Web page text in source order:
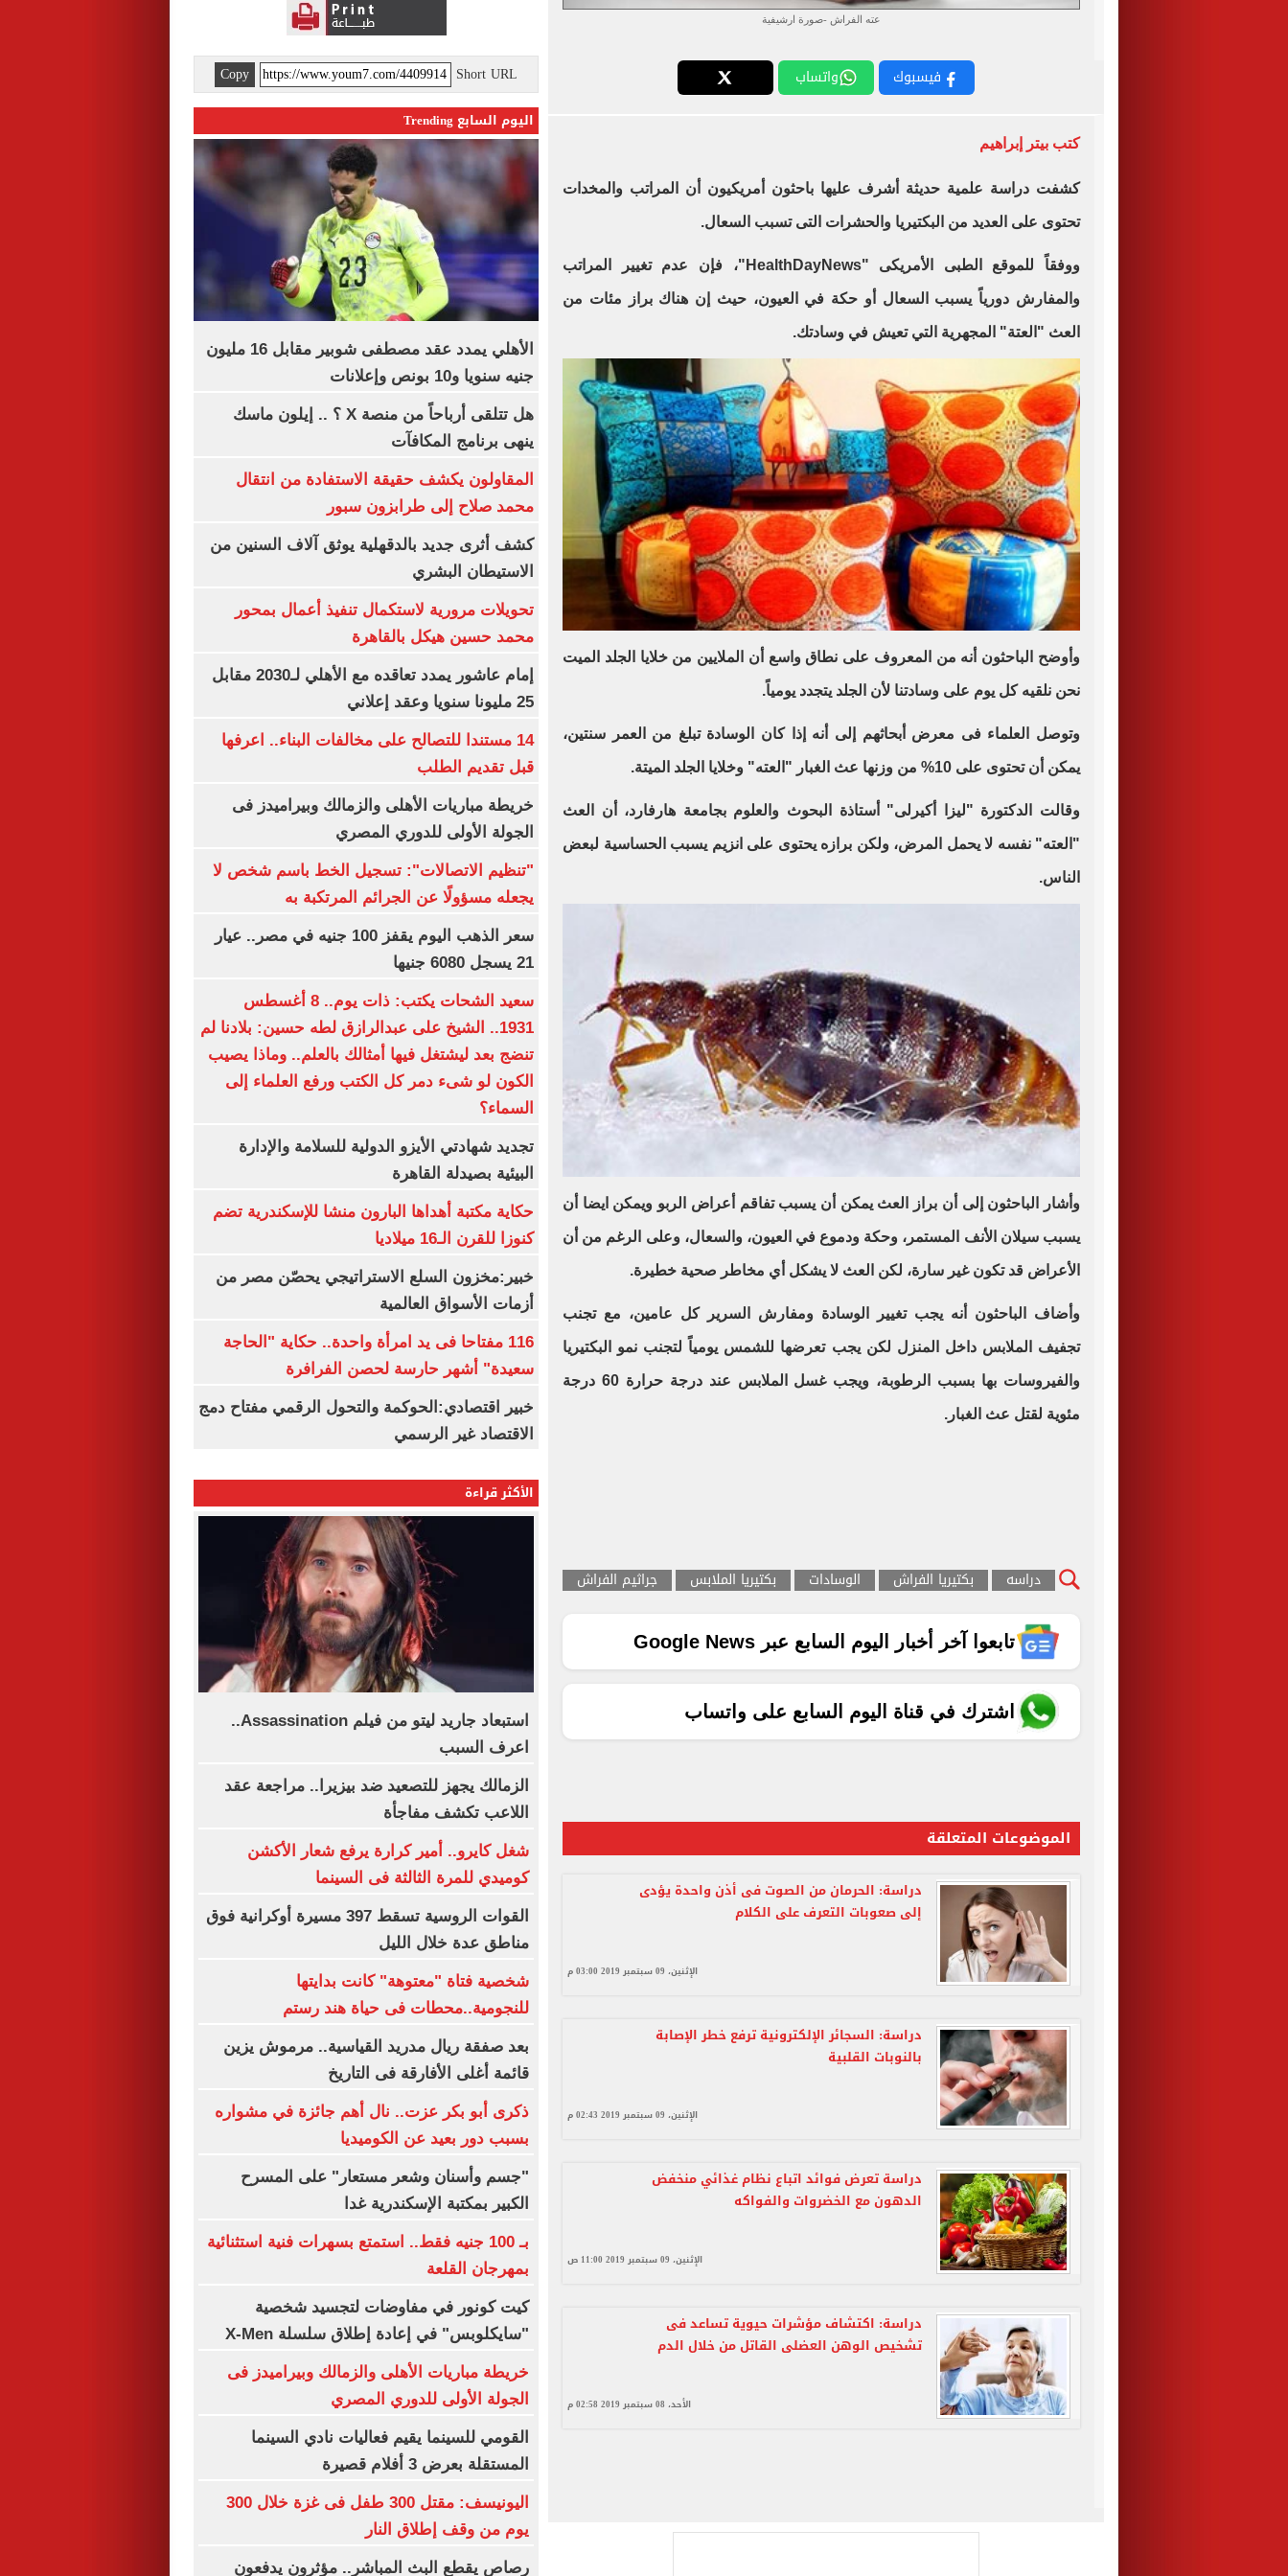
عته الفراش -صورة ارشيفية
فيسبوك واتساب
كتب بيتر إبراهيم
كشفت دراسة علمية حديثة أشرف عليها باحثون أمريكيون أن المراتب والمخدات
تحتوى على العديد من البكتيريا والحشرات التى تسبب السعال.
ووفقاً للموقع الطبى الأمريكى "HealthDayNews "، فإن عدم تغيير المراتب
والمفارش دورياً يسبب السعال أو حكة في العيون، حيث إن هناك براز مئات من
العث "العتة" المجهرية التي تعيش في وسادتك.
وأوضح الباحثون أنه من المعروف على نطاق واسع أن الملايين من خلايا الجلد الميت
نحن نلقيه كل يوم على وسادتنا لأن الجلد يتجدد يومياً.
وتوصل العلماء فى معرض أبحاثهم إلى أنه إذا كان الوسادة تبلغ من العمر سنتين،
يمكن أن تحتوى على 10% من وزنها عث الغبار "العته" وخلايا الجلد الميتة.
وقالت الدكتورة "ليزا أكيرلى" أستاذة البحوث والعلوم بجامعة هارفارد، أن العث
"العته" نفسه لا يحمل المرض، ولكن برازه يحتوى على انزيم يسبب الحساسية لبعض
الناس.
وأشار الباحثون إلى أن براز العث يمكن أن يسبب تفاقم أعراض الربو ويمكن ايضا أن
يسبب سيلان الأنف المستمر، وحكة ودموع في العيون، والسعال، وعلى الرغم من أن
الأعراض قد تكون غير سارة، لكن العث لا يشكل أي مخاطر صحية خطيرة.
وأضاف الباحثون أنه يجب تغيير الوسادة ومفارش السرير كل عامين، مع تجنب
تجفيف الملابس داخل المنزل لكن يجب تعرضها للشمس يومياً لتجنب نمو البكتيريا
والفيروسات بها بسبب الرطوبة، ويجب غسل الملابس عند درجة حرارة 60 درجة
مئوية لقتل عث الغبار.
دراسه بكتيريا الفراش الوسادات بكتيريا الملابس جراثيم الفراش
تابعوا آخر أخبار اليوم السابع عبر Google News
اشترك في قناة اليوم السابع على واتساب
الموضوعات المتعلقة
دراسة: الحرمان من الصوت فى أذن واحدة يؤدى
إلى صعوبات التعرف على الكلام
الإثنين، 09 سبتمبر 2019 03:00 م
دراسة: السجائر الإلكترونية ترفع خطر الإصابة
بالنوبات القلبية
الإثنين، 09 سبتمبر 2019 02:43 م
دراسة تعرض فوائد اتباع نظام غذائي منخفض
الدهون مع الخضروات والفواكه
الإثنين، 09 سبتمبر 2019 11:00 ص
دراسة: اكتشاف مؤشرات حيوية تساعد فى
تشخيص الوهن العضلى القاتل من خلال الدم
الأحد، 08 سبتمبر 2019 02:58 م
Short URL
Copy
اليوم السابع Trending
الأهلي يمدد عقد مصطفى شوبير مقابل 16 مليون
جنيه سنويا و10 بونص وإعلانات
هل تتلقى أرباحاً من منصة X ؟ .. إيلون ماسك
ينهى برنامج المكافآت
المقاولون يكشف حقيقة الاستفادة من انتقال
محمد صلاح إلى طرابزون سبور
كشف أثرى جديد بالدقهلية يوثق آلاف السنين من
الاستيطان البشري
تحويلات مرورية لاستكمال تنفيذ أعمال بمحور
محمد حسين هيكل بالقاهرة
إمام عاشور يمدد تعاقده مع الأهلي لـ2030 مقابل
25 مليونا سنويا وعقد إعلاني
14 مستندا للتصالح على مخالفات البناء.. اعرفها
قبل تقديم الطلب
خريطة مباريات الأهلى والزمالك وبيراميدز فى
الجولة الأولى للدوري المصري
"تنظيم الاتصالات": تسجيل الخط باسم شخص لا
يجعله مسؤولًا عن الجرائم المرتكبة به
سعر الذهب اليوم يقفز 100 جنيه في مصر.. عيار
21 يسجل 6080 جنيها
سعيد الشحات يكتب: ذات يوم.. 8 أغسطس
1931.. الشيخ على عبدالرازق لطه حسين: بلادنا لم
تنضج بعد ليشتغل فيها أمثالك بالعلم.. وماذا يصيب
الكون لو شىء دمر كل الكتب ورفع العلماء إلى
السماء؟
تجديد شهادتي الأيزو الدولية للسلامة والإدارة
البيئية بصيدلة القاهرة
حكاية مكتبة أهداها البارون منشا للإسكندرية تضم
كنوزا للقرن الـ16 ميلاديا
خبير:مخزون السلع الاستراتيجي يحصّن مصر من
أزمات الأسواق العالمية
116 مفتاحا فى يد امرأة واحدة.. حكاية "الحاجة
سعيدة" أشهر حارسة لحصن الفرافرة
خبير اقتصادي:الحوكمة والتحول الرقمي مفتاح دمج
الاقتصاد غير الرسمي
الأكثر قراءة
استبعاد جاريد ليتو من فيلم Assassination..
اعرف السبب
الزمالك يجهز للتصعيد ضد بيزيرا.. مراجعة عقد
اللاعب تكشف مفاجأة
شغل كايرو.. أمير كرارة يرفع شعار الأكشن
كوميدي للمرة الثالثة فى السينما
القوات الروسية تسقط 397 مسيرة أوكرانية فوق
مناطق عدة خلال الليل
شخصية فتاة "معتوهة" كانت بدايتها
للنجومية..محطات فى حياة هند رستم
بعد صفقة ريال مدريد القياسية.. مرموش يزين
قائمة أغلى الأفارقة فى التاريخ
ذكرى أبو بكر عزت.. نال أهم جائزة في مشواره
بسبب دور بعيد عن الكوميديا
"جسم وأسنان وشعر مستعار" على المسرح
الكبير بمكتبة الإسكندرية غدا
بـ 100 جنيه فقط.. استمتع بسهرات فنية استثنائية
بمهرجان القلعة
كيت كونور في مفاوضات لتجسيد شخصية
"سايكلوبس" في إعادة إطلاق سلسلة X-Men
خريطة مباريات الأهلى والزمالك وبيراميدز فى
الجولة الأولى للدوري المصري
القومي للسينما يقيم فعاليات نادي السينما
المستقلة بعرض 3 أفلام قصيرة
اليونيسف: مقتل 300 طفل فى غزة خلال 300
يوم من وقف إطلاق النار
رصاص يقطع البث المباشر.. مؤثرون يدفعون